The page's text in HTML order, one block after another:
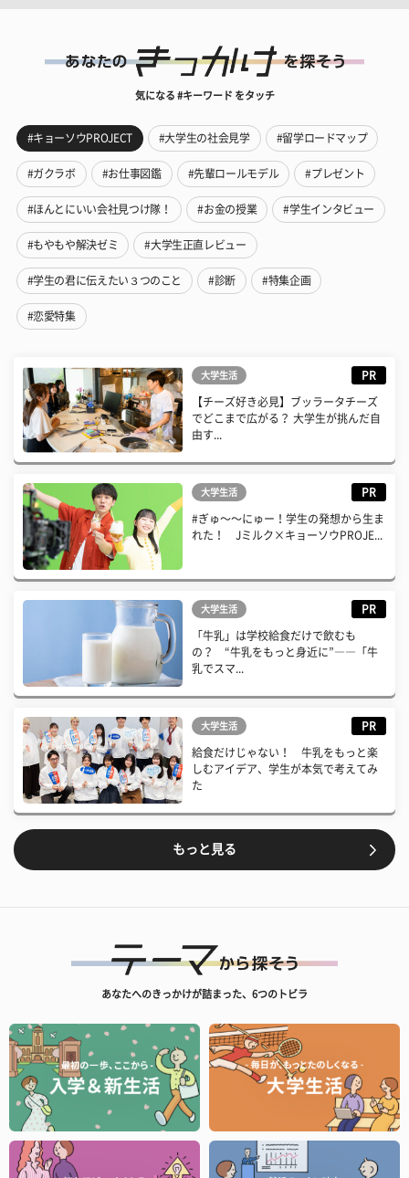
気になる #キーワード をタッチ
#キョーソウPROJECT #大学生の社会見学 #留学ロードマップ
#ガクラボ #お仕事図鑑 #先輩ロールモデル #プレゼント
#ほんとにいい会社見つけ隊！ #お金の授業 #学生インタビュー
#もやもや解決ゼミ #大学生正直レビュー
#学生の君に伝えたい３つのこと #診断 #特集企画
#恋愛特集
大学生活 PR
【チーズ好き必見】ブッラータチーズ
でどこまで広がる？ 大学生が挑んだ自
由す...
大学生活 PR
#ぎゅ〜〜にゅー！学生の発想から生ま
れた！ Jミルク×キョーソウPROJE...
大学生活 PR
「牛乳」は学校給食だけで飲むも
の？ “牛乳をもっと身近に”――「牛
乳でスマ...
大学生活 PR
給食だけじゃない！ 牛乳をもっと楽
しむアイデア、学生が本気で考えてみ
た
もっと見る
あなたへのきっかけが詰まった、6つのトビラ